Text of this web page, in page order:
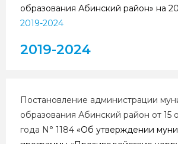
образования Абинский район» на
2019-2024
2019-2024
Постановление администрации
образования Абинский район от 15
года N° 1184 «Об утверждении